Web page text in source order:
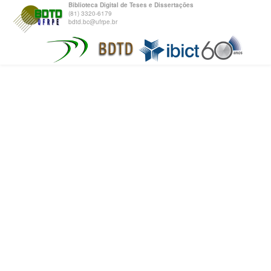
Biblioteca Digital de Teses e Dissertações
(81) 3320-6179
bdtd.bc@ufrpe.br